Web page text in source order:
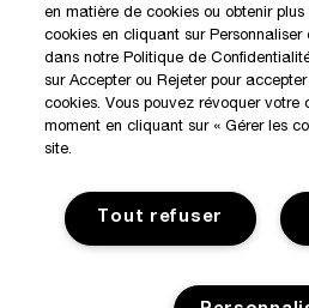
BOUTIQUES KILIAN
en matière de cookies ou obtenir
cookies en cliquant sur Personnaliser
dans notre Politique de
sur Accepter ou Rejeter pour
cookies. Vous pouvez révoquer votre
moment en cliquant sur « Gérer les
site.
Tout refuser